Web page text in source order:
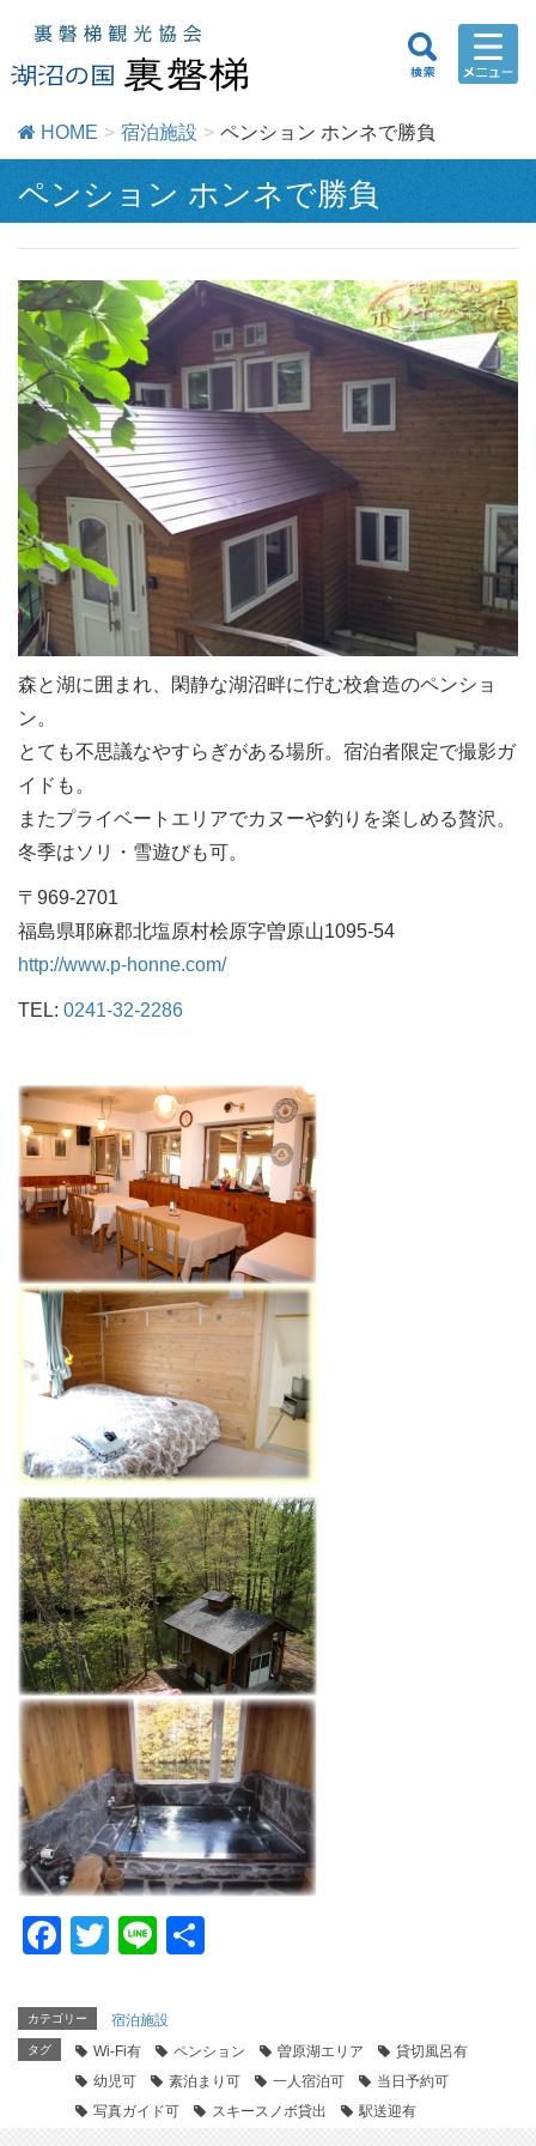
HOME 宿泊施設 ペンション ホンネで勝負
ペンション ホンネで勝負
森と湖に囲まれ、閑静な湖沼畔に佇む校倉造のペンショ
ン。
とても不思議なやすらぎがある場所。宿泊者限定で撮影ガ
イドも。
またプライベートエリアでカヌーや釣りを楽しめる贅沢。
冬季はソリ・雪遊びも可。
〒969-2701
福島県耶麻郡北塩原村桧原字曽原山1095-54
http://www.p-honne.com/
TEL: 0241-32-2286
F
c
e
b
o
T
tt
er
Li
e
カテゴリー 宿泊施設
タグ Wi-Fi有 ペンション 曽原湖エリア
貸切風呂有
幼児可
素泊まり可 一人宿泊可
当日予約可
写真ガイド可
スキースノボ貸出 駅送迎有